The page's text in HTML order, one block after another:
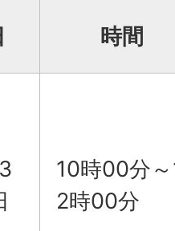
時間
10時00分
2時00分